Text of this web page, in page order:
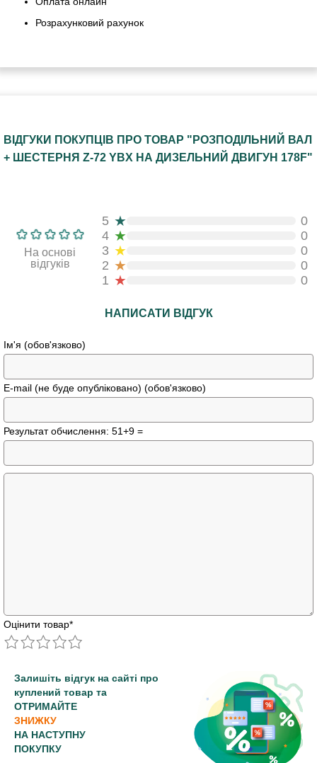
Розрахунковий рахунок
ВІДГУКИ ПОКУПЦІВ ПРО ТОВАР "РОЗПОДІЛЬНИЙ ВАЛ
+ ШЕСТЕРНЯ Z-72 YBX НА ДИЗЕЛЬНИЙ ДВИГУН 178F"
На основі
відгуків
5 ★
0
4 ★
0
3 ★
0
2 ★
0
1 ★ 0
НАПИСАТИ ВІДГУК
Ім'я (обов'язково)
E-mail (не буде опубліковано) (обов'язково)
Результат обчислення: 51+9 =
Оцінити товар*
Залишіть відгук на сайті про
куплений товар та
ОТРИМАЙТЕ
ЗНИЖКУ
НА НАСТУПНУ
ПОКУПКУ